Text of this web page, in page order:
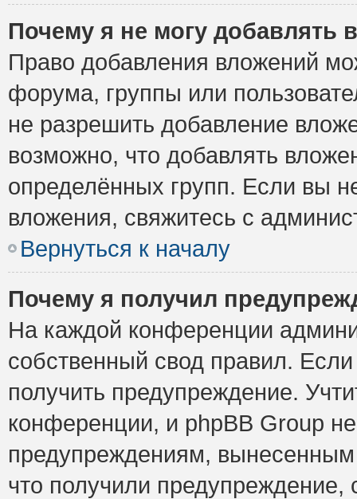
Почему я не могу добавлять
Право добавления вложений
форума, группы или
не разрешить добавление
возможно, что добавлять
определённых групп. Если вы
вложения, свяжитесь с
Вернуться к началу
Почему я получил
На каждой конференции
собственный свод правил.
получить предупреждение.
конференции, и phpBB Group
предупреждениям,
что получили предупреждение,